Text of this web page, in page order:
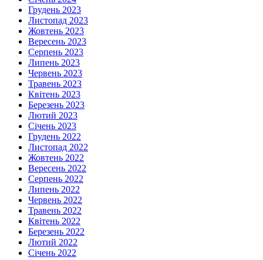
Грудень 2023
Листопад 2023
Жовтень 2023
Вересень 2023
Серпень 2023
Липень 2023
Червень 2023
Травень 2023
Квітень 2023
Березень 2023
Лютий 2023
Січень 2023
Грудень 2022
Листопад 2022
Жовтень 2022
Вересень 2022
Серпень 2022
Липень 2022
Червень 2022
Травень 2022
Квітень 2022
Березень 2022
Лютий 2022
Січень 2022